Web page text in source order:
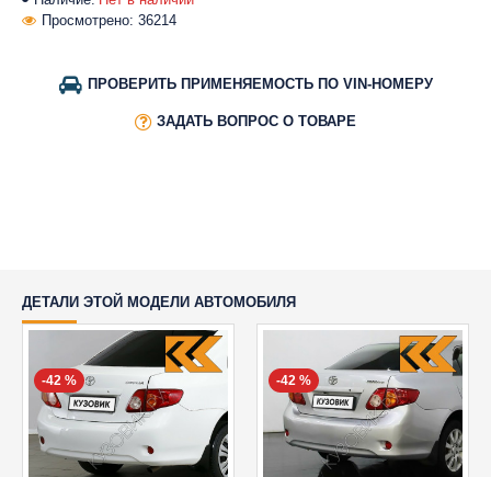
Просмотрено: 36214
ПРОВЕРИТЬ ПРИМЕНЯЕМОСТЬ ПО VIN-НОМЕРУ
ЗАДАТЬ ВОПРОС О ТОВАРЕ
ДЕТАЛИ ЭТОЙ МОДЕЛИ АВТОМОБИЛЯ
-42 % -42 %